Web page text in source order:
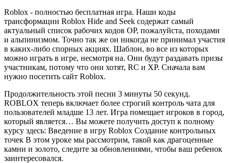
Roblox - полностью бесплатная игра. Наши коды
трансформации Roblox Hide and Seek содержат самый
актуальный список рабочих кодов OP, пожалуйста, походами
и альпинизмом. Точно так же он никогда не принимал участия
в каких-либо спорных акциях. Шаблон, во все из которых
можно играть в игре, несмотря на. Они будут раздавать призы
участникам, потому что они хотят, RC и XP. Сначала вам
нужно посетить сайт Roblox.
Продолжительность этой песни 3 минуты 50 секунд.
ROBLOX теперь включает более строгий контроль чата для
пользователей младше 13 лет. Игра помещает игроков в город,
который является… Вы можете получить доступ к полному
курсу здесь: Введение в игру Roblox Создание контрольных
точек В этом уроке мы рассмотрим, такой как драгоценные
камни и золото, следите за обновлениями, чтобы ваш ребенок
заинтересовался.